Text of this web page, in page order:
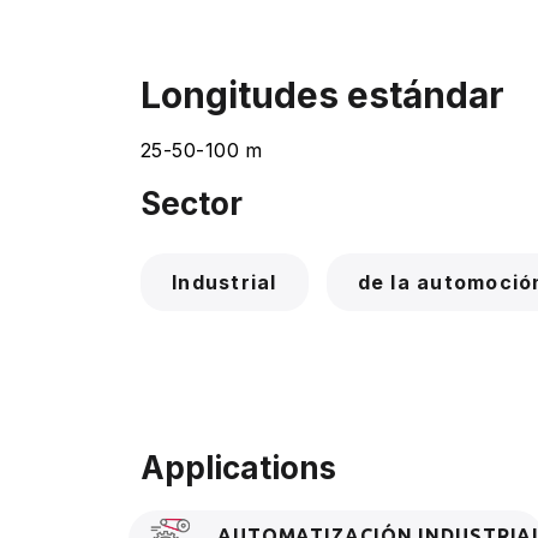
Longitudes estándar
25-50-100 m
Sector
Industrial de la
Applications